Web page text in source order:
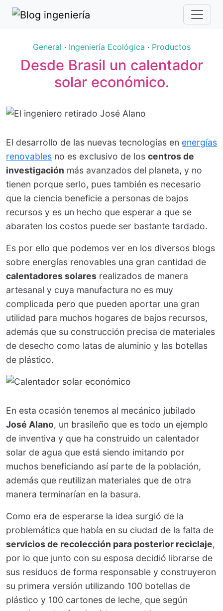
General · Ingeniería Ecológica · Productos
Desde Brasil un calentador
solar económico.
El desarrollo de las nuevas tecnologías en energías
renovables no es exclusivo de los centros de
investigación más avanzados del planeta, y no
tienen porque serlo, pues también es necesario
que la ciencia beneficie a personas de bajos
recursos y es un hecho que esperar a que se
abaraten los costos puede ser bastante tardado.
Es por ello que podemos ver en los diversos blogs
sobre energías renovables una gran cantidad de
calentadores solares realizados de manera
artesanal y cuya manufactura no es muy
complicada pero que pueden aportar una gran
utilidad para muchos hogares de bajos recursos,
además que su construcción precisa de materiales
de desecho como latas de aluminio y las botellas
de plástico.
En esta ocasión tenemos al mecánico jubilado
José Alano, un brasileño que es todo un ejemplo
de inventiva y que ha construido un calentador
solar de agua que está siendo imitando por
muchos beneficiando así parte de la población,
además que reutilizan materiales que de otra
manera terminarían en la basura.
Como era de esperarse la idea surgió de la
problemática que había en su ciudad de la falta de
servicios de recolección para posterior reciclaje,
por lo que junto con su esposa decidió librarse de
sus residuos de forma responsable y construyeron
su primera versión utilizando 100 botellas de
plástico y 100 cartones de leche, que según